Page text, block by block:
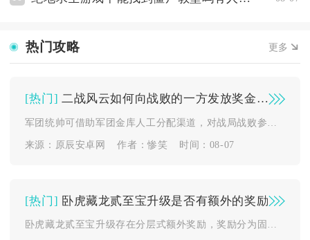
热门攻略 更多
[热门] 二战风云如何向战败的一方发放奖金奖励
来源：原辰安卓网 作者：惨笑 时间：08-07
[热门] 卧虎藏龙贰至宝升级是否有额外的奖励
卧虎藏龙贰至宝升级存在分层式额外奖励，奖励分为固定属性增益、...